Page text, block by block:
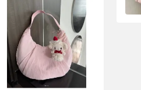
Breuninger "最后机会"叠加
8折 UGG超迷你€71
拉夫劳伦麂皮包€279